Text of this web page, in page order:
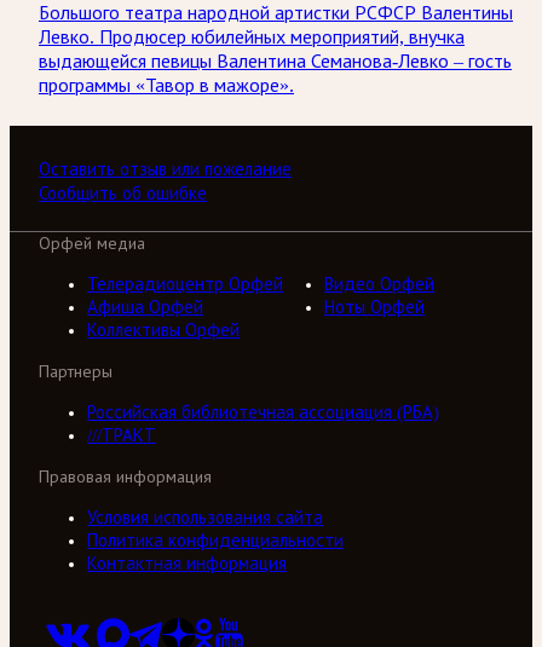
Большого театра народной артистки РСФСР Валентины
Левко. Продюсер юбилейных мероприятий, внучка
выдающейся певицы Валентина Семанова-Левко – гость
программы «Тавор в мажоре».
Оставить отзыв или пожелание
Сообщить об ошибке
Орфей медиа
Телерадиоцентр Орфей
Видео Орфей
Афиша Орфей
Ноты Орфей
Коллективы Орфей
Партнеры
Российская библиотечная ассоциация (РБА)
///ТРАКТ
Правовая информация
Условия использования сайта
Политика конфиденциальности
Контактная информация